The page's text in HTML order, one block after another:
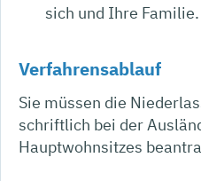
sich und Ihre Familie.
Verfahrensablauf
Sie müssen die
schriftlich bei der
Hauptwohnsitzes